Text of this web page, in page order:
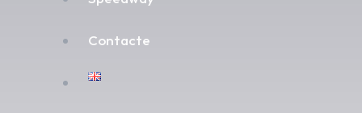
Contacte